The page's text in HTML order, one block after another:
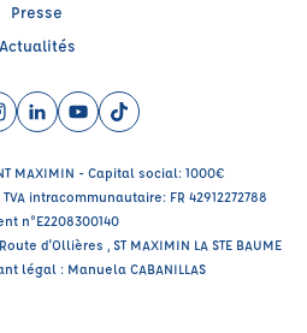
Presse
Actualités
(nouvelle fenêtre)
(nouvelle fenêtre)
LinkedIn (nouvelle fenêtre)
YouTube (nouvelle fenêtre)
TikTok (nouvelle
MAXIMIN - Capital social: 1000€
intracommunautaire: FR 42912272788
n°E2208300140
d'Ollières , ST MAXIMIN LA STE BAUME
légal : Manuela CABANILLAS